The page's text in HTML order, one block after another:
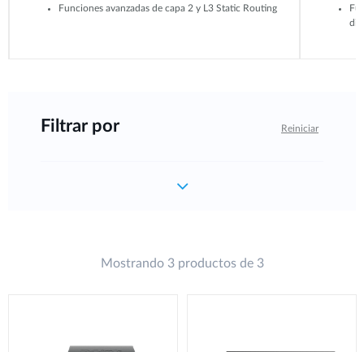
Funciones avanzadas de capa 2 y L3 Static Routing
Filtrar por Reiniciar
Mostrando 3 productos de 3